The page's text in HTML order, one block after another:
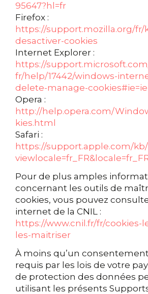
95647?hl=fr
Firefox :
https://support.mozilla.org/fr/
desactiver-cookies
Internet Explorer :
https://
fr/help/17442/windows-
delete-manage-cookies#ie=ie-
Opera :
http://help.opera.com/
kies.html
Safari :
https://support.apple.com/kb/
Pour de plus amples
concernant les outils de
cookies, vous pouvez
internet de la CNIL :
https://www.cnil.fr/fr/cookies-
les-maitriser
À moins qu’un
requis par les lois de votre
de protection des données
utilisant les présents